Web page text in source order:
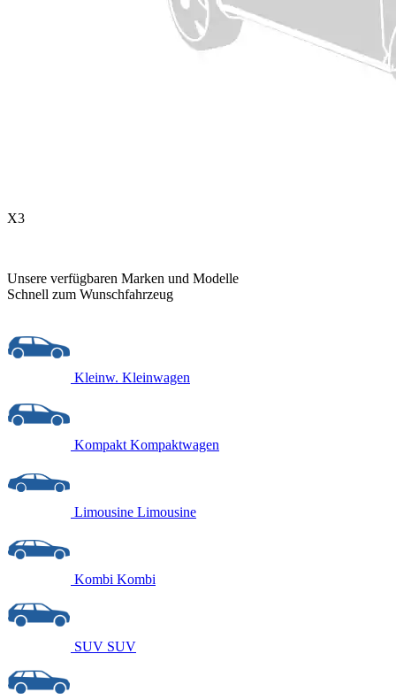
X3
Unsere verfügbaren Marken und Modelle
Schnell zum Wunschfahrzeug
Kleinw. Kleinwagen
Kompakt Kompaktwagen
Limousine Limousine
Kombi Kombi
SUV SUV